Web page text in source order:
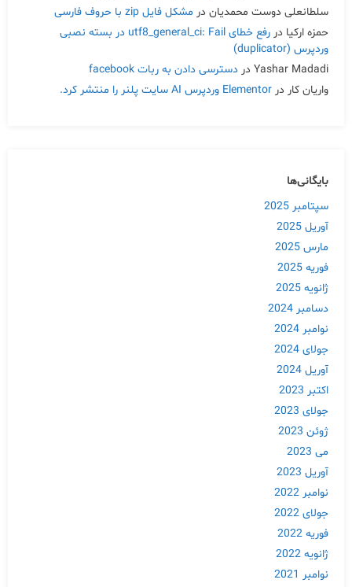
سلطانعلی دوست محمدیان در مشکل فایل zip با حروف فارسی
حمزه ارکیا در
رفع خطای utf8_general_ci: Fail در بسته نصبی
وردپرس (duplicator)
Yashar Madadi در دسترسی دادن به ربات facebook
واریان کار در Elementor وردپرس AI سایت پلنر را منتشر کرد.
بایگانی‌ها
سپتامبر 2025
آوریل 2025
مارس 2025
فوریه 2025
ژانویه 2025
دسامبر 2024
نوامبر 2024
جولای 2024
آوریل 2024
اکتبر 2023
جولای 2023
ژوئن 2023
می 2023
آوریل 2023
نوامبر 2022
جولای 2022
فوریه 2022
ژانویه 2022
نوامبر 2021